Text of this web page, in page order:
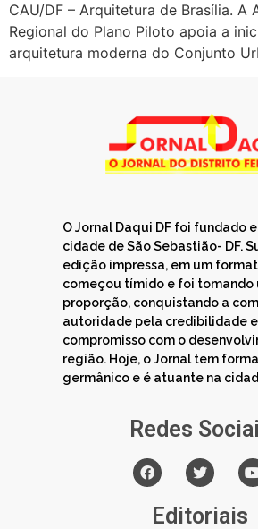
CAU/DF – Arquitetura de Brasília. A
Regional do Plano Piloto apoia a
arquitetura moderna do Conjunto
O Jornal Daqui DF foi fundado
cidade de São Sebastião- DF.
edição impressa, em um
começou tímido e foi tomando
proporção, conquistando a
autoridade pela credibilidade e
compromisso com o
região. Hoje, o Jornal tem
germânico e é atuante na
Redes
Editoriais